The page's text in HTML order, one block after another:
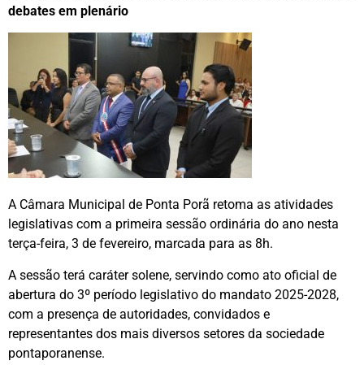
debates em plenário
A Câmara Municipal de Ponta Porã retoma as atividades
legislativas com a primeira sessão ordinária do ano nesta
terça-feira, 3 de fevereiro, marcada para as 8h.
A sessão terá caráter solene, servindo como ato oficial de
abertura do 3º período legislativo do mandato 2025-2028,
com a presença de autoridades, convidados e
representantes dos mais diversos setores da sociedade
pontaporanense.